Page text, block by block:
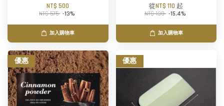
NT$ 500
NT$ 575 -13%
加入購物車
從NT$ 110 起
NT$ 130 -15.4%
加入購物車
優惠 優惠